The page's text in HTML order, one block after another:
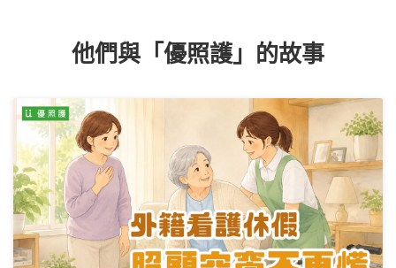
他們與「優照護」的故事